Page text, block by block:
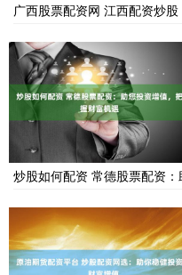
广西股票配资网 江西配资炒
炒股如何配资 常德股票配资